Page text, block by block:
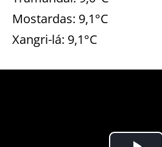
Mostardas: 9,1°C
Xangri-lá: 9,1°C